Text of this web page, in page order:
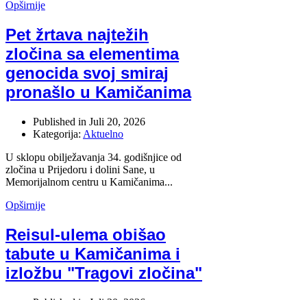
Opširnije
Pet žrtava najtežih
zločina sa elementima
genocida svoj smiraj
pronašlo u Kamičanima
Published in Juli 20, 2026
Kategorija: Aktuelno
U sklopu obilježavanja 34. godišnjice od
zločina u Prijedoru i dolini Sane, u
Memorijalnom centru u Kamičanima...
Opširnije
Reisul-ulema obišao
tabute u Kamičanima i
izložbu "Tragovi zločina"